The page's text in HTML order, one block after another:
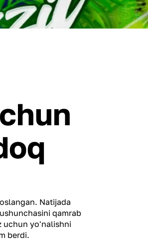
Natijada
qamrab
uchun yo'nalishni
berdi.